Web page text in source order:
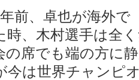
前、卓也が海外で
時、木村選手は全
の席でも端の方に
今は世界チャンピ